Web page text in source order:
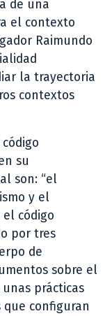
de una
el contexto
Raimundo
la trayectoria
contextos
su
son: “el
y el
el código
por tres
de
sobre el
prácticas
que configuran